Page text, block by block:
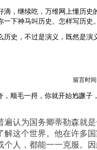
滴，继续吃，万维网上懂历史
一下神马叫历史、怎样写历史
历史，不过是演义，既然是演
留言时间
，顺毛一捋，你就开始尥蹶子
遍认为国务卿蒂勒森就
解这个世界。他在许多
个人，都能一一克服。